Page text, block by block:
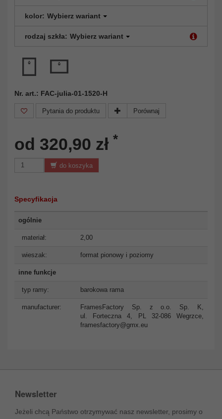
kolor: Wybierz wariant
rodzaj szkła: Wybierz wariant
Nr. art.: FAC-julia-01-1520-H
Pytania do produktu Porównaj
od 320,90 zł *
do koszyka
Specyfikacja
ogólnie
materiał: 2,00
wieszak: format pionowy i poziomy
inne funkcje
typ ramy: barokowa rama
manufacturer:
FramesFactory Sp. z o.o. Sp. K,
ul. Forteczna 4, PL 32-086 Wegrzce,
framesfactory@gmx.eu
Newsletter
Jeżeli chcą Państwo otrzymywać nasz newsletter, prosimy o